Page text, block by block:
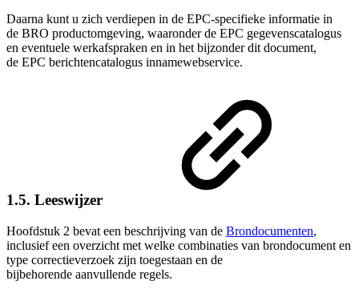
Daarna kunt u zich verdiepen in de EPC-specifieke informatie in
de BRO productomgeving, waaronder de EPC gegevenscatalogus
en eventuele werkafspraken en in het bijzonder dit document,
de EPC berichtencatalogus innamewebservice.
1.5. Leeswijzer
Hoofdstuk 2 bevat een beschrijving van de Brondocumenten,
inclusief een overzicht met welke combinaties van brondocument en
type correctieverzoek zijn toegestaan en de
bijbehorende aanvullende regels.